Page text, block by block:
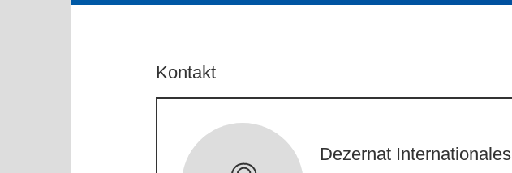
Kontakt
Dezernat Internationales